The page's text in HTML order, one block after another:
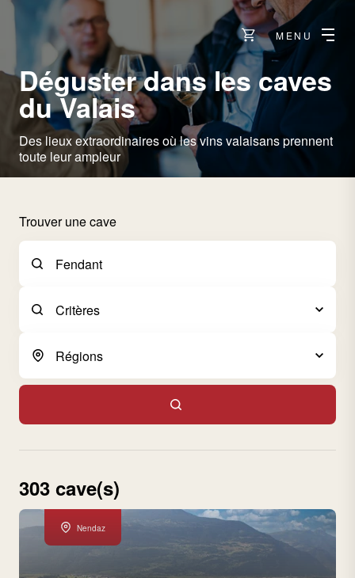
MENU
Déguster dans les caves
du Valais
Des lieux extraordinaires où les vins valaisans prennent
toute leur ampleur
Trouver une cave
303 cave(s)
Nendaz